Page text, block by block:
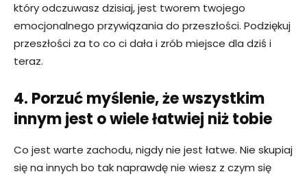
który odczuwasz dzisiaj, jest tworem twojego
emocjonalnego przywiązania do przeszłości. Podziękuj
przeszłości za to co ci dała i zrób miejsce dla dziś i
teraz.
4. Porzuć myślenie, że wszystkim
innym jest o wiele łatwiej niż tobie
Co jest warte zachodu, nigdy nie jest łatwe. Nie skupiaj
się na innych bo tak naprawdę nie wiesz z czym się